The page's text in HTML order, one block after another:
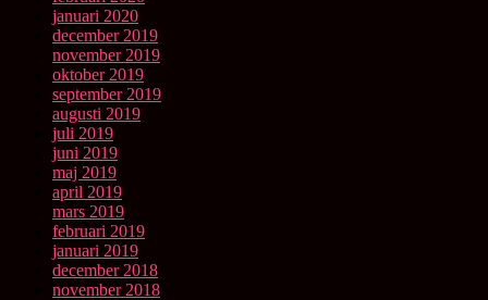
januari 2020
december 2019
november 2019
oktober 2019
september 2019
augusti 2019
juli 2019
juni 2019
maj 2019
april 2019
mars 2019
februari 2019
januari 2019
december 2018
november 2018